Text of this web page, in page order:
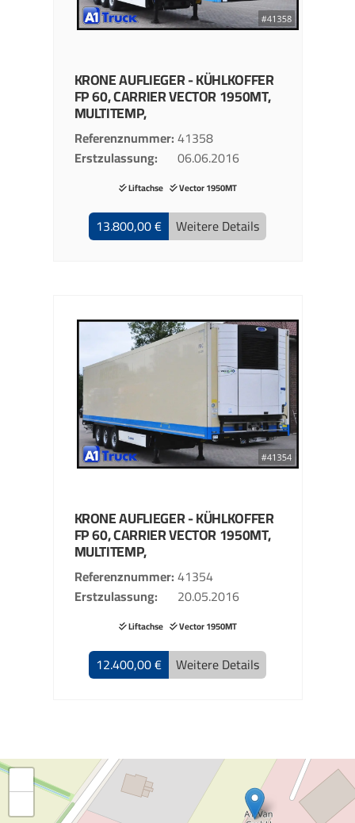
KRONEAUFLIEGER - KÜHLKOFFER
FP 60, CARRIER VECTOR 1950MT,
MULTITEMP,
Referenznummer 41358
Erstzulassung
06.06.2016
Liftachse Vector 1950MT
13.800,00 € Weitere Details
KRONEAUFLIEGER - KÜHLKOFFER
FP 60, CARRIER VECTOR 1950MT,
MULTITEMP,
Referenznummer 41354
Erstzulassung
20.05.2016
Liftachse Vector 1950MT
12.400,00 € Weitere Details